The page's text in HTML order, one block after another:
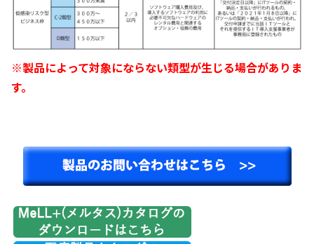
※製品によって対象にならない類型が生じる場合がありま
す。